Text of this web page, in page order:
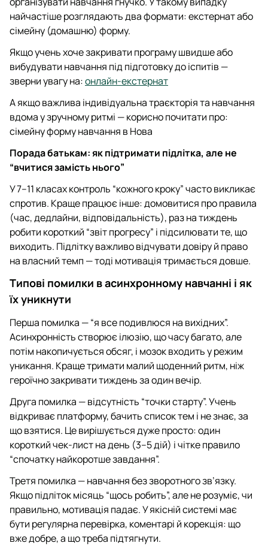
найчастіше розглядають два формати: екстернат або
сімейну (домашню) форму.
Якщо учень хоче закривати програму швидше або
вибудувати навчання під підготовку до іспитів —
зверни увагу на:онлайн-екстернат
А якщо важлива індивідуальна траєкторія та навчання
вдома у зручному ритмі — корисно почитати про:
сімейну форму навчання в Нова
Порада батькам: як підтримати підлітка, але не
“вчитися замість нього”
У 7–11 класах контроль “кожного кроку” часто викликає
спротив. Краще працює інше: домовитися про правила
(час, дедлайни, відповідальність), раз на тиждень
робити короткий “звіт прогресу” і підсилювати те, що
виходить. Підлітку важливо відчувати довіру й право
на власний темп — тоді мотивація тримається довше.
Типові помилки в асинхронному навчанні і як
їх уникнути
Перша помилка — “я все подивлюся на вихідних”.
Асинхронність створює ілюзію, що часу багато, але
потім накопичується обсяг, і мозок входить у режим
уникання. Краще тримати малий щоденний ритм, ніж
героїчно закривати тиждень за один вечір.
Друга помилка — відсутність “точки старту”. Учень
відкриває платформу, бачить список тем і не знає, за
що взятися. Це вирішується дуже просто: один
короткий чек-лист на день (3–5 дій) і чітке правило
“спочатку найкоротше завдання”.
Третя помилка — навчання без зворотного зв’язку.
Якщо підліток місяць “щось робить”, але не розуміє, чи
правильно, мотивація падає. У якісній системі має
бути регулярна перевірка, коментарі й корекція: що
вже добре, а що треба підтягнути.